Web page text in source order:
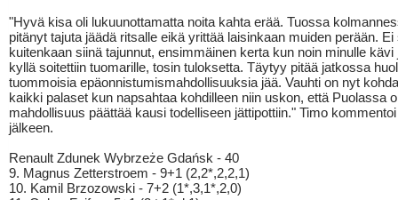
"Hyvä kisa oli lukuunottamatta noita kahta erää. Tuossa
pitänyt tajuta jäädä ritsalle eikä yrittää laisinkaan muiden perään. Ei
kuitenkaan siinä tajunnut, ensimmäinen kerta kun noin minulle kävi
kyllä soitettiin tuomarille, tosin tuloksetta. Täytyy pitää jatkossa
tuommoisia epäonnistumismahdollisuuksia jää. Vauhti on nyt
kaikki palaset kun napsahtaa kohdilleen niin uskon, että Puolassa
mahdollisuus päättää kausi todelliseen jättipottiin." Timo
jälkeen.
Renault Zdunek Wybrzeże Gdańsk - 40
9. Magnus Zetterstroem - 9+1 (2,2*,2,2,1)
10. Kamil Brzozowski - 7+2 (1*,3,1*,2,0)